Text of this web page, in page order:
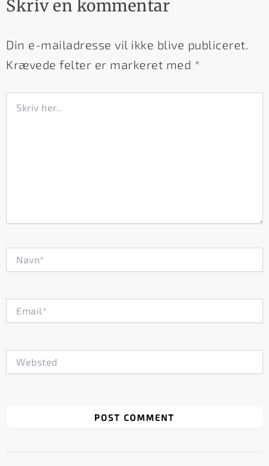
Skriv en kommentar
Din e-mailadresse vil ikke blive publiceret.
Krævede felter er markeret med *
her..